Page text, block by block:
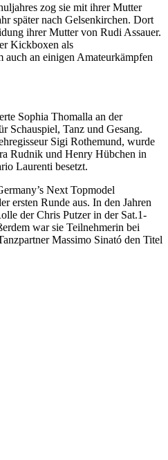
zog sie mit ihrer Mutter
später nach Gelsenkirchen. Dort
ihrer Mutter von Rudi Assauer.
Kickboxen als
auch an einigen Amateurkämpfen
Sophia Thomalla an der
Schauspiel, Tanz und Gesang.
Sigi Rothemund, wurde
Rudnik und Henry Hübchen in
Laurenti besetzt.
Next Topmodel
ersten Runde aus. In den Jahren
der Chris Putzer in der Sat.1-
war sie Teilnehmerin bei
Massimo Sinató den Titel